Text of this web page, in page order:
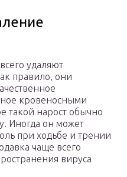
удаляют
правило, они
кровеносными
такой нарост обычно
Иногда он может
при ходьбе и трении
чаще всего
вируса